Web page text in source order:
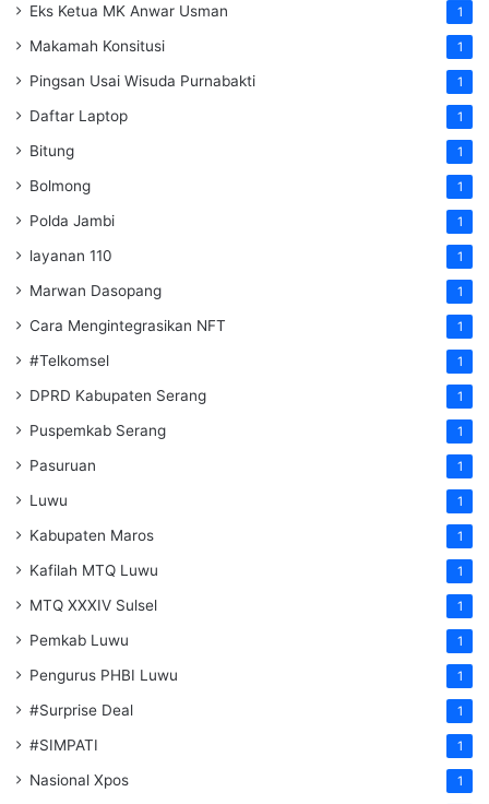
Eks Ketua MK Anwar Usman 1
Makamah Konsitusi 1
Pingsan Usai Wisuda Purnabakti 1
Daftar Laptop 1
Bitung 1
Bolmong 1
Polda Jambi 1
layanan 110 1
Marwan Dasopang 1
Cara Mengintegrasikan NFT 1
#Telkomsel 1
DPRD Kabupaten Serang 1
Puspemkab Serang 1
Pasuruan 1
Luwu 1
Kabupaten Maros 1
Kafilah MTQ Luwu 1
MTQ XXXIV Sulsel 1
Pemkab Luwu 1
Pengurus PHBI Luwu 1
#Surprise Deal 1
#SIMPATI 1
Nasional Xpos 1